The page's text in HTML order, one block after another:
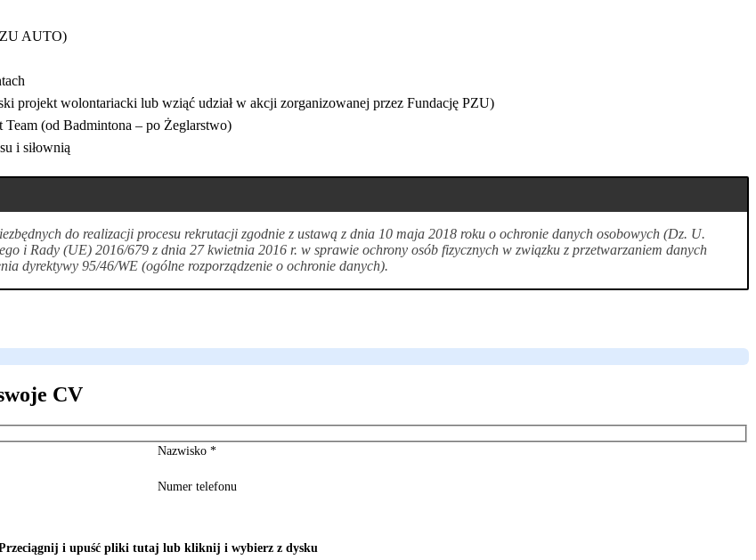
AUTO)
projekt wolontariacki lub wziąć udział w akcji zorganizowanej przez Fundację PZU)
(od Badmintona – po Żeglarstwo)
i siłownią
do realizacji procesu rekrutacji zgodnie z ustawą z dnia 10 maja 2018 roku o ochronie danych osobowych (Dz. U.
i Rady (UE) 2016/679 z dnia 27 kwietnia 2016 r. w sprawie ochrony osób fizycznych w związku z przetwarzaniem danych
dyrektywy 95/46/WE (ogólne rozporządzenie o ochronie danych).
CV
Nazwisko *
Numer telefonu
i upuść pliki tutaj lub kliknij i wybierz z dysku